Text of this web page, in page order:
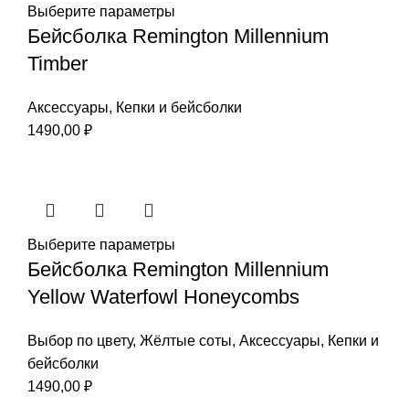
Выберите параметры
Бейсболка Remington Millennium
Timber
Аксессуары, Кепки и бейсболки
1490,00 ₽
Выберите параметры
Бейсболка Remington Millennium
Yellow Waterfowl Honeycombs
Выбор по цвету, Жёлтые соты, Аксессуары, Кепки и
бейсболки
1490,00 ₽